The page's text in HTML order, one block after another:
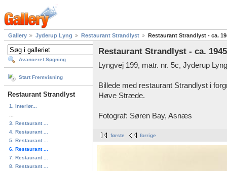
Gallery Jyderup Lyng Restaurant Strandlyst Restaurant Strandlyst - ca.
Avanceret Søgning
Start Fremvisning
Restaurant Strandlyst
1. Interiør...
3. Restaurant ...
4. Restaurant ...
5. Restaurant ...
6. Restaurant ...
7. Restaurant ...
8. Restaurant ...
Restaurant Strandlyst - ca.
Lyngvej 199, matr. nr. 5c, Jyderup
Billede med restaurant Strandlyst i
Høve Stræde.
Fotograf: Søren Bay, Asnæs
første forrige